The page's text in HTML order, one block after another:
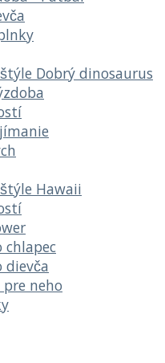
Dobrý dinosaurus
Hawaii
chlapec
dievča
pre neho